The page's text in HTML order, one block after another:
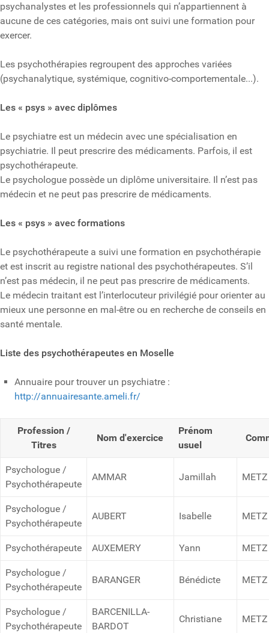
psychanalystes et les professionnels qui n’appartiennent à
aucune de ces catégories, mais ont suivi une formation pour
exercer.
Les psychothérapies regroupent des approches variées
(psychanalytique, systémique, cognitivo-comportementale...).
Les « psys » avec diplômes
Le psychiatre est un médecin avec une spécialisation en
psychiatrie. Il peut prescrire des médicaments. Parfois, il est
psychothérapeute.
Le psychologue possède un diplôme universitaire. Il n’est pas
médecin et ne peut pas prescrire de médicaments.
Les « psys » avec formations
Le psychothérapeute a suivi une formation en psychothérapie
et est inscrit au registre national des psychothérapeutes. S’il
n’est pas médecin, il ne peut pas prescrire de médicaments.
Le médecin traitant est l’interlocuteur privilégié pour orienter au
mieux une personne en mal-être ou en recherche de conseils en
santé mentale.
Liste des psychothérapeutes en Moselle
Annuaire pour trouver un psychiatre :
http://annuairesante.ameli.fr/
Profession /
Titres
Nom d'exercice
Prénom
usuel
Psychologue /
Psychothérapeute
AMMAR Jamillah METZ
Psychologue /
Psychothérapeute
AUBERT Isabelle METZ
Psychothérapeute AUXEMERY Yann METZ
Psychologue /
Psychothérapeute
BARANGER Bénédicte METZ
Psychologue /
Psychothérapeute
BARCENILLA-
BARDOT
Christiane METZ